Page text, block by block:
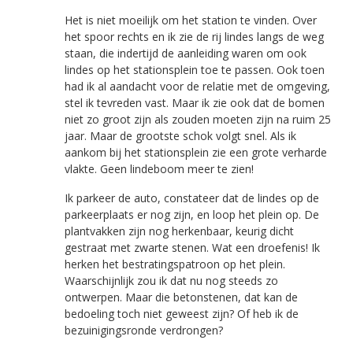
Het is niet moeilijk om het station te vinden. Over
het spoor rechts en ik zie de rij lindes langs de weg
staan, die indertijd de aanleiding waren om ook
lindes op het stationsplein toe te passen. Ook toen
had ik al aandacht voor de relatie met de omgeving,
stel ik tevreden vast. Maar ik zie ook dat de bomen
niet zo groot zijn als zouden moeten zijn na ruim 25
jaar. Maar de grootste schok volgt snel. Als ik
aankom bij het stationsplein zie een grote verharde
vlakte. Geen lindeboom meer te zien!
Ik parkeer de auto, constateer dat de lindes op de
parkeerplaats er nog zijn, en loop het plein op. De
plantvakken zijn nog herkenbaar, keurig dicht
gestraat met zwarte stenen. Wat een droefenis! Ik
herken het bestratingspatroon op het plein.
Waarschijnlijk zou ik dat nu nog steeds zo
ontwerpen. Maar die betonstenen, dat kan de
bedoeling toch niet geweest zijn? Of heb ik de
bezuinigingsronde verdrongen?